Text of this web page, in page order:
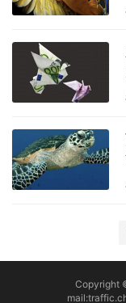
Copyright